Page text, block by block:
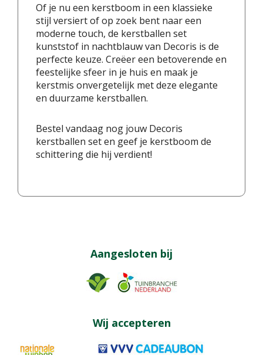
Of je nu een kerstboom in een klassieke
stijl versiert of op zoek bent naar een
moderne touch, de kerstballen set
kunststof in nachtblauw van Decoris is de
perfecte keuze. Creëer een betoverende en
feestelijke sfeer in je huis en maak je
kerstmis onvergetelijk met deze elegante
en duurzame kerstballen.
Bestel vandaag nog jouw Decoris
kerstballen set en geef je kerstboom de
schittering die hij verdient!
Aangesloten bij
Wij accepteren